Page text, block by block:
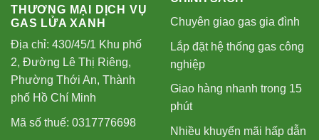
THƯƠNG MẠI DỊCH VỤ
GAS LỬA XANH
Địa chỉ: 430/45/1 Khu phố
2, Đường Lê Thị Riêng,
Phường Thới An, Thành
phố Hồ Chí Minh
Mã số thuế: 0317776698
Chuyên giao gas gia đình
Lắp đặt hệ thống gas công
nghiệp
Giao hàng nhanh trong 15
phút
Nhiều khuyến mãi hấp dẫn